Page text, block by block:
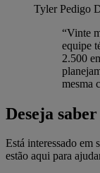
Tyler Pedigo
“Vinte
equipe
2.500
mesma
Deseja
Está interessado em
estão aqui para